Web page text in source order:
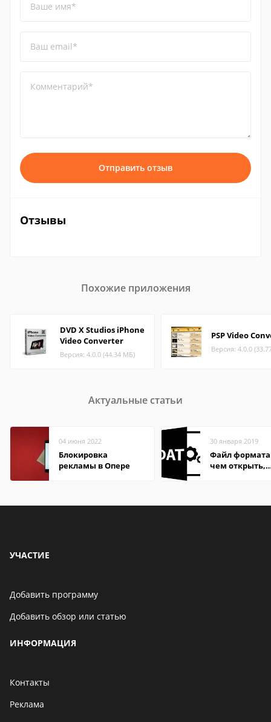
Ваше имя*
Ваш email*
Комментарий*
Отправить отзыв
Отзывы
Похожие приложения
DVD X Studios iPhone
Video Converter
Версия: 4.0.0 (44.34 МБ)
PSP Video
Версия: 4.0.0
Актуальные статьи
04 июня 2022
Блокировка
рекламы в Опере
30 января 2019
Файл формата
чем открыть,
УЧАСТИЕ
Добавить программу
Добавить обзор или статью
ИНФОРМАЦИЯ
Контакты
Реклама